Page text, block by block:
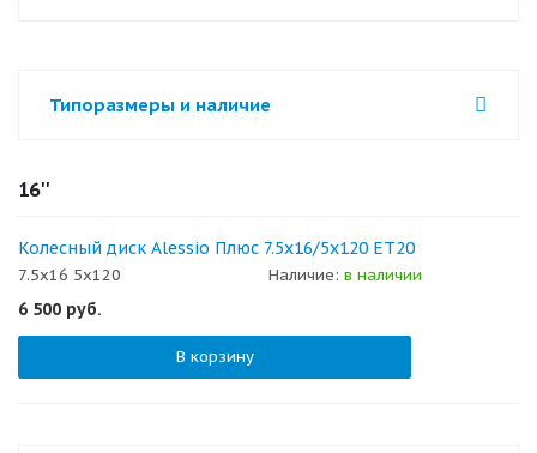
Типоразмеры и наличие
16''
Колесный диск Alessio Плюс 7.5x16/5x120 ET20
7.5x16 5x120 Наличие: в наличии
6 500 руб.
В корзину